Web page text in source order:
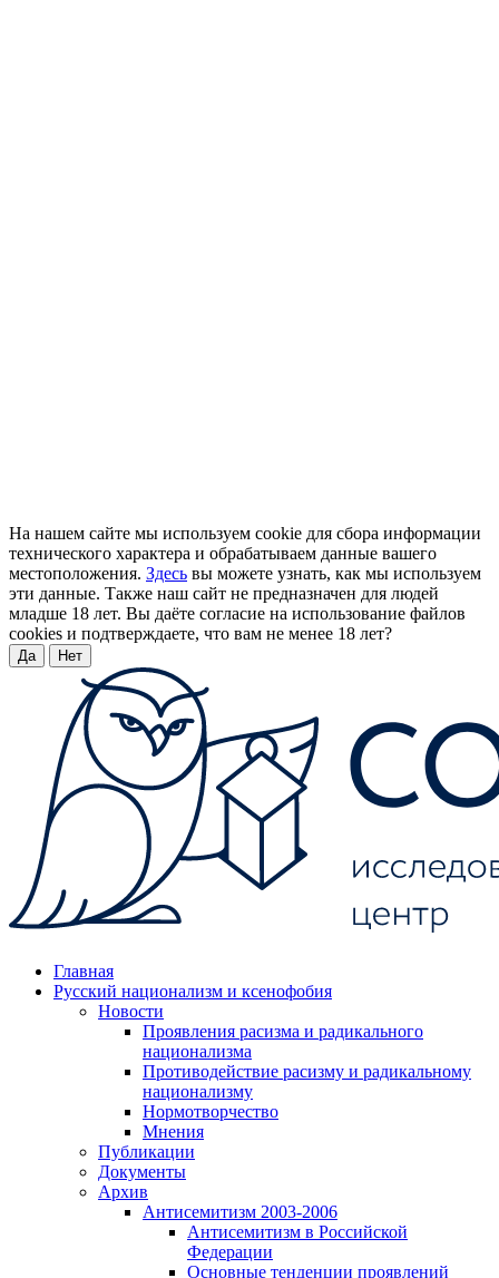
На нашем сайте мы используем cookie для сбора информации
технического характера и обрабатываем данные вашего
местоположения. Здесь вы можете узнать, как мы используем
эти данные. Также наш сайт не предназначен для людей
младше 18 лет. Вы даёте согласие на использование файлов
cookies и подтверждаете, что вам не менее 18 лет?
Да Нет
Главная
Русский национализм и ксенофобия
Новости
Проявления расизма и радикального
национализма
Противодействие расизму и радикальному
национализму
Нормотворчество
Мнения
Публикации
Документы
Архив
Антисемитизм 2003-2006
Антисемитизм в Российской
Федерации
Основные тенденции проявлений